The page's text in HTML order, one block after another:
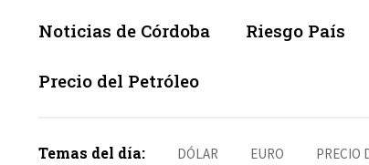
Noticias de Córdoba Riesgo País
Precio del Petróleo
Temas del día: DÓLAR EURO PRECIO